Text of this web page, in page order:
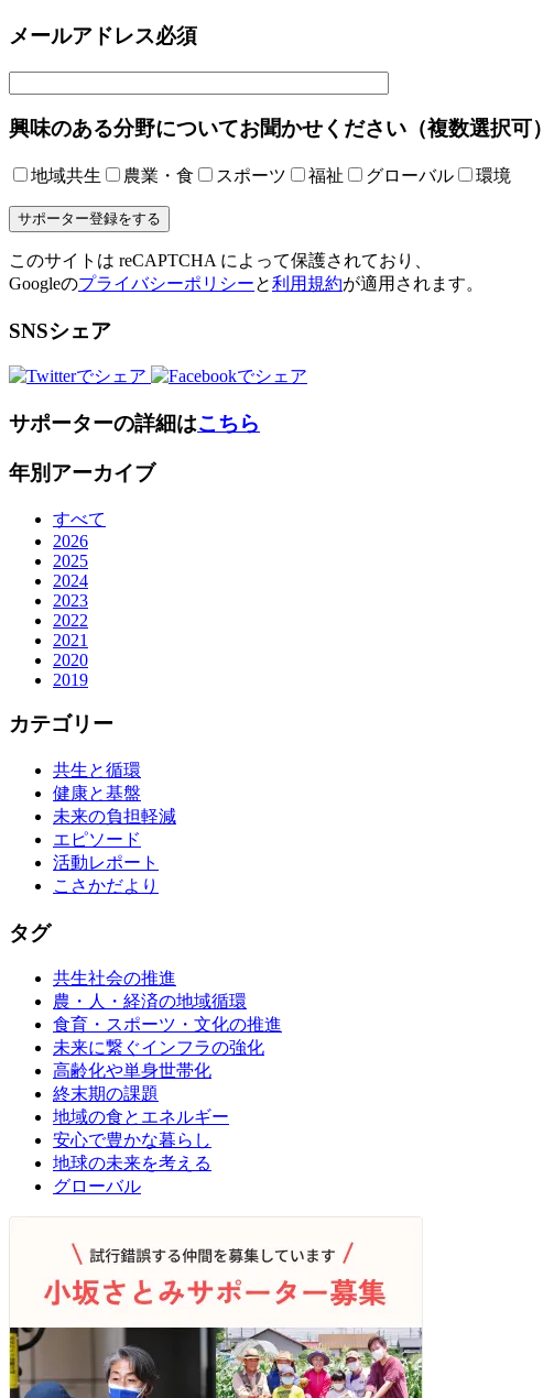
メールアドレス必須
興味のある分野についてお聞かせください（複数選択可）
地域共生 農業・食 スポーツ 福祉 グローバル 環境
このサイトは reCAPTCHA によって保護されており、
Googleのプライバシーポリシーと利用規約が適用されます。
SNSシェア
サポーターの詳細はこちら
年別アーカイブ
すべて
2026
2025
2024
2023
2022
2021
2020
2019
カテゴリー
共生と循環
健康と基盤
未来の負担軽減
エピソード
活動レポート
こさかだより
タグ
共生社会の推進
農・人・経済の地域循環
食育・スポーツ・文化の推進
未来に繋ぐインフラの強化
高齢化や単身世帯化
終末期の課題
地域の食とエネルギー
安心で豊かな暮らし
地球の未来を考える
グローバル